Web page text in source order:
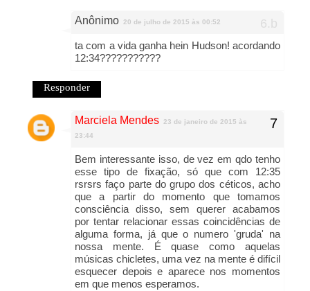
Anônimo 20 de julho de 2015 às 00:52
ta com a vida ganha hein Hudson! acordando
12:34???????????
Responder
Marciela Mendes
23 de janeiro de 2015 às
23:44
Bem interessante isso, de vez em qdo tenho
esse tipo de fixação, só que com 12:35
rsrsrs faço parte do grupo dos céticos, acho
que a partir do momento que tomamos
consciência disso, sem querer acabamos
por tentar relacionar essas coincidências de
alguma forma, já que o numero 'gruda' na
nossa mente. É quase como aquelas
músicas chicletes, uma vez na mente é difícil
esquecer depois e aparece nos momentos
em que menos esperamos.